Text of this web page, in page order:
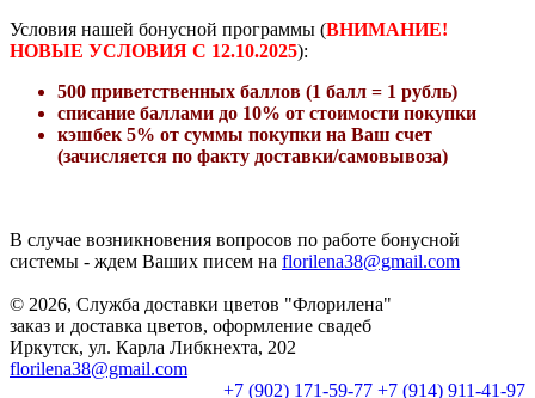
Условия нашей бонусной программы (ВНИМАНИЕ!
НОВЫЕ УСЛОВИЯ С 12.10.2025):
500 приветственных баллов (1 балл = 1 рубль)
списание баллами до 10% от стоимости покупки
кэшбек 5% от суммы покупки на Ваш счет
(зачисляется по факту доставки/самовывоза)
В случае возникновения вопросов по работе бонусной
системы - ждем Ваших писем на florilena38@gmail.com
© 2026, Служба доставки цветов "Флорилена"
заказ и доставка цветов, оформление свадеб
Иркутск, ул. Карла Либкнехта, 202
florilena38@gmail.com
+7 (902) 171-59-77 +7 (914) 911-41-97